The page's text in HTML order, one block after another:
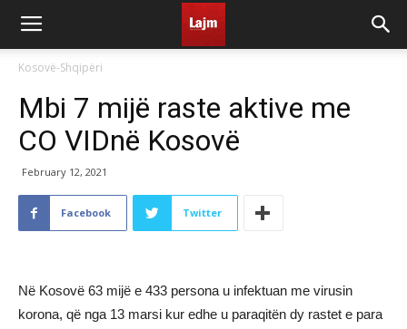
Kosovë-Shqipëri
Mbi 7 mijë raste aktive me
CO VIDnë Kosovë
February 12, 2021
Facebook Twitter
Në Kosovë 63 mijë e 433 persona u infektuan me virusin
korona, që nga 13 marsi kur edhe u paraqitën dy rastet e para